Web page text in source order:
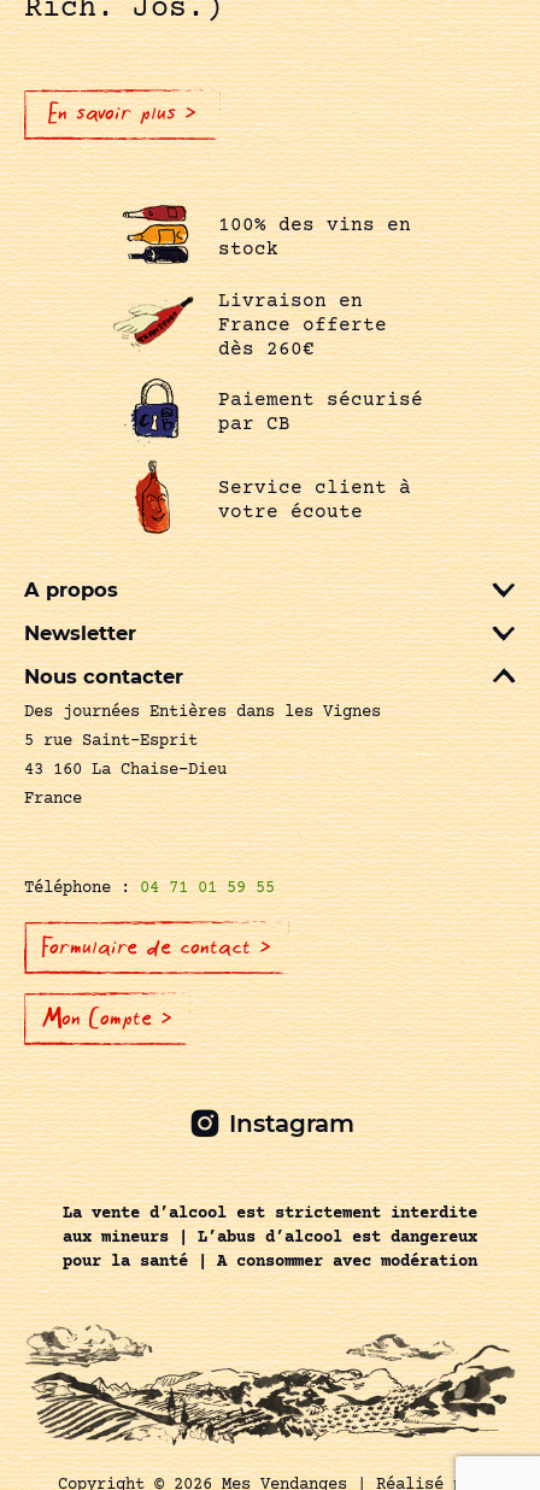
Rich. Jos.)
En savoir plus >
100% des vins en
stock
Livraison en
France offerte
dès 260€
Paiement sécurisé
par CB
Service client à
votre écoute
A propos
Newsletter
Nous contacter
Des journées Entières dans les Vignes
5 rue Saint-Esprit
43 160 La Chaise-Dieu
France
Téléphone :04 71 01 59 55
Formulaire de contact >
Mon Compte >
Instagram
La vente d’alcool est strictement interdite
aux mineurs | L’abus d’alcool est dangereux
pour la santé | A consommer avec modération
Copyright © 2026 Mes Vendanges |Réalisé par